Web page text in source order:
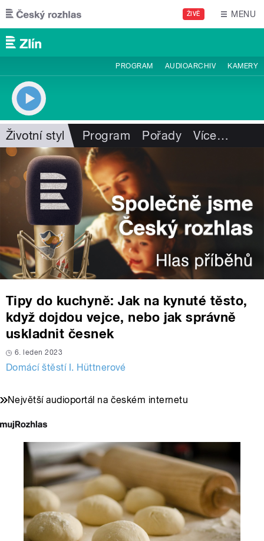
Přejít k hlavnímu obsahu
ŽIVĚ MENU
PROGRAM AUDIOARCHIV KAMERY
Životní styl Program Pořady Více…
Tipy do kuchyně: Jak na kynuté těsto,
když dojdou vejce, nebo jak správně
uskladnit česnek
6. leden 2023
Domácí štěstí I. Hüttnerové
Největší audioportál na českém internetu